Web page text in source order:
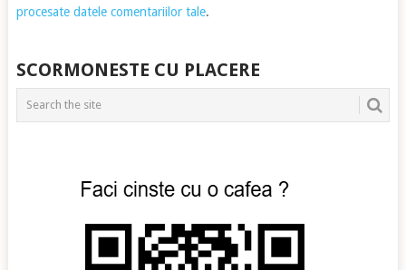
procesate datele comentariilor tale.
SCORMONESTE CU PLACERE